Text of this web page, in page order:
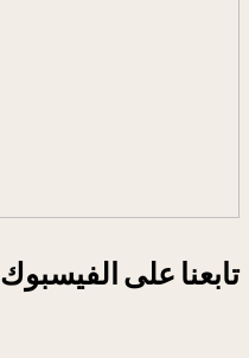
تابعنا على الفيسبوك